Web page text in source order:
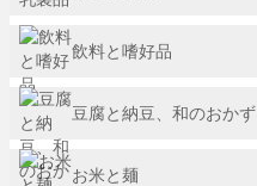
飲料と嗜好品
豆腐と納豆、和のおかず
お米と麺